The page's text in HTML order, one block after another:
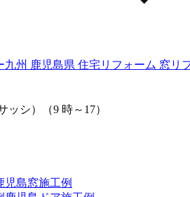
ッシ） （9 時～17）
窓施工例